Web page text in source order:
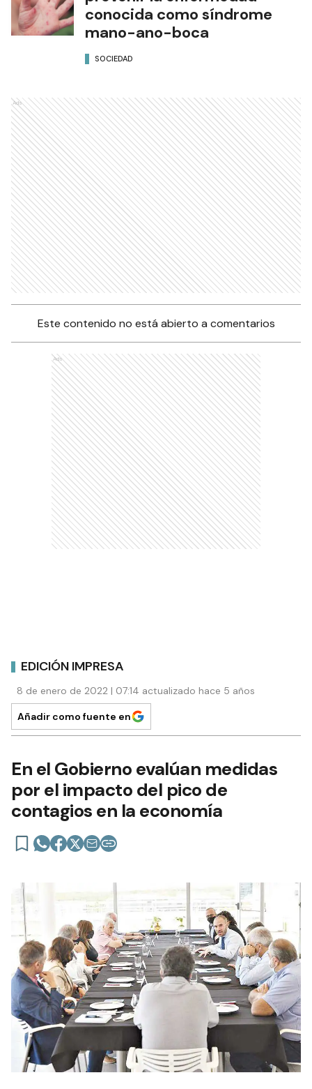
conocida como síndrome
mano-ano-boca
SOCIEDAD
Ads
Este contenido no está abierto a comentarios
Ads
EDICIÓN IMPRESA
8 de enero de 2022 | 07:14 actualizado hace 5 años
Añadir como fuente en
En el Gobierno evalúan medidas
por el impacto del pico de
contagios en la economía